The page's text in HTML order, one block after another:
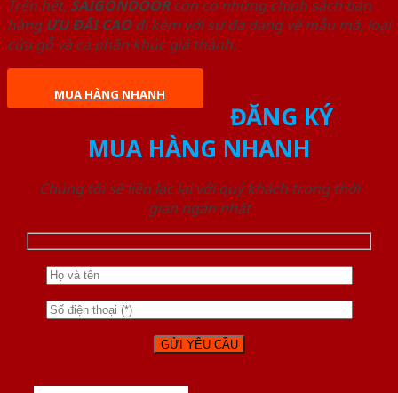
Trên hết, SAIGONDOORcòn có những chính sách bán
hàng ƯU ĐÃI CAOđi kèm với sự đa dạng về mẫu mã, loại
cửa gỗ và cả phân khúc giá thành.
MUA HÀNG NHANH
ĐĂNG KÝ
MUA HÀNG NHANH
Chúng tôi sẽ liên lạc lại với quý khách trong thời
gian ngắn nhất